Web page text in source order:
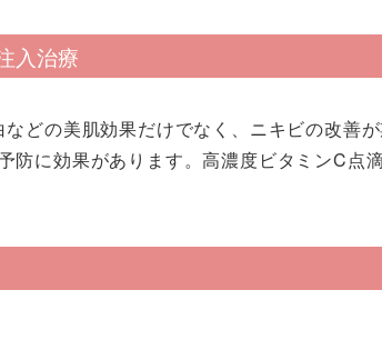
入治療
どの美肌効果だけでなく、ニキビの改善
に効果があります。高濃度ビタミンC点